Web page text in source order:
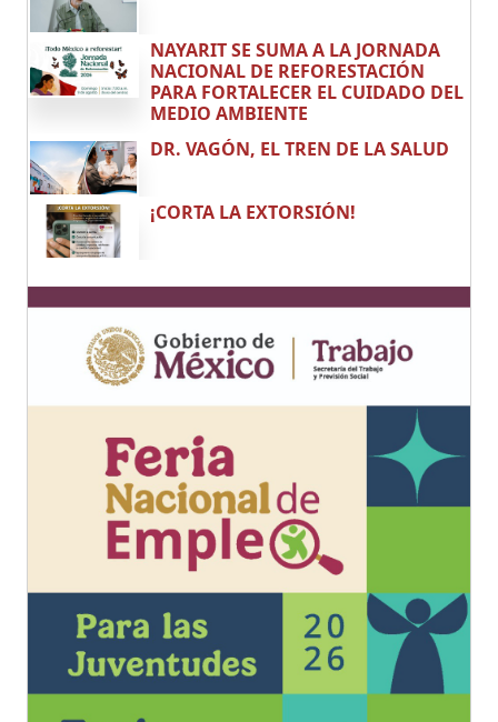
NAYARIT SE SUMA A LA JORNADA
NACIONAL DE REFORESTACIÓN
PARA FORTALECER EL CUIDADO DEL
MEDIO AMBIENTE
DR. VAGÓN, EL TREN DE LA SALUD
¡CORTA LA EXTORSIÓN!